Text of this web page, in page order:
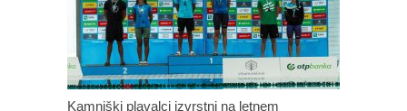
Kamniški plavalci izvrstni na letnem